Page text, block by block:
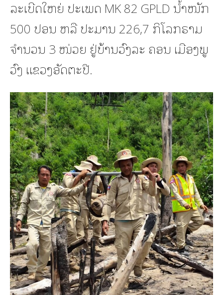
ລະເບີດໃຫຍ່ ປະເພດ MK 82 GPLD ນໍ້າໜັກ
500 ປອນ ຫລື ປະມານ 226,7 ກິໂລກຣາມ
ຈໍານວນ 3 ໜ່ວຍ ຢູ່ບ້ານວົງລະ ຄອນ ເມືອງພູ
ວົງ ແຂວງອັດຕະປື.